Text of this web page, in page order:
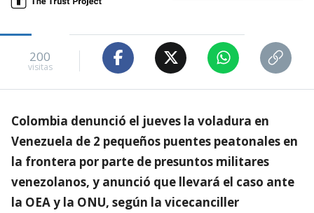
200
visitas
Colombia denunció el jueves la voladura en
Venezuela de 2 pequeños puentes peatonales en
la frontera por parte de presuntos militares
venezolanos, y anunció que llevará el caso ante
la OEA y la ONU, según la vicecanciller